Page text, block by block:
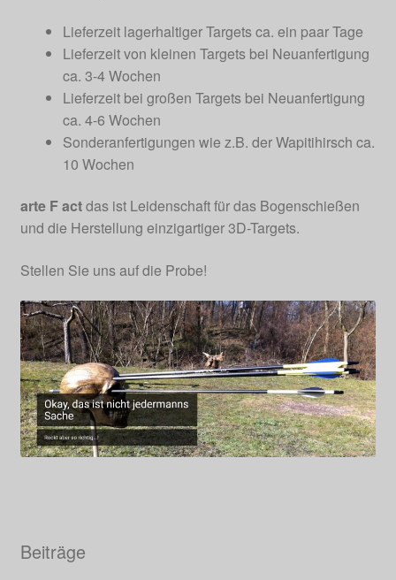
Lieferzeit lagerhaltiger Targets ca. ein paar Tage
Lieferzeit von kleinen Targets bei Neuanfertigung
ca. 3-4 Wochen
Lieferzeit bei großen Targets bei Neuanfertigung
ca. 4-6 Wochen
Sonderanfertigungen wie z.B. der Wapitihirsch ca.
10 Wochen
arte F actdas ist Leidenschaft für das Bogenschießen
und die Herstellung einzigartiger 3D-Targets.
Stellen Sie uns auf die Probe!
Beiträge